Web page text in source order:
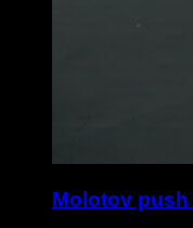
Molotov push